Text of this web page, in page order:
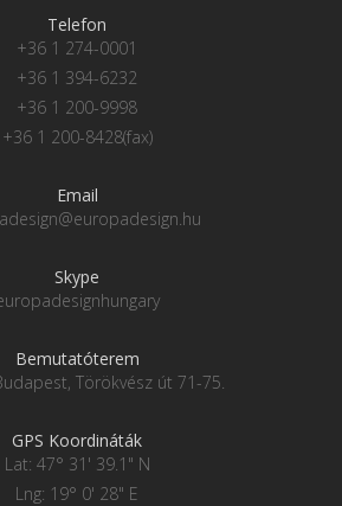
Telefon
+36 1 274-0001
+36 1 394-6232
+36 1 200-9998
+36 1 200-8428(fax)
Email
Skype
Bemutatóterem
Törökvész út 71-75.
GPS Koordináták
Lat: 47° 31' 39.1" N
Lng: 19° 0' 28" E